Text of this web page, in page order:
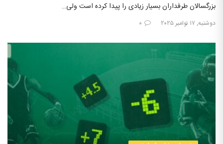
بزرگسالان طرفداران بسیار زیادی را پیدا کرده است ولی…
دوشنبه, ۱۷ نوامبر ۲۰۲۵ ۰